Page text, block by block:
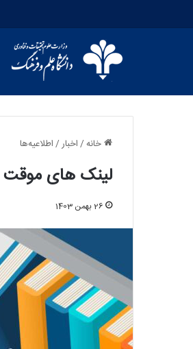
خانه/اخبار/اطلاعیه‌ها
لینک های موقت
26 بهمن 1403